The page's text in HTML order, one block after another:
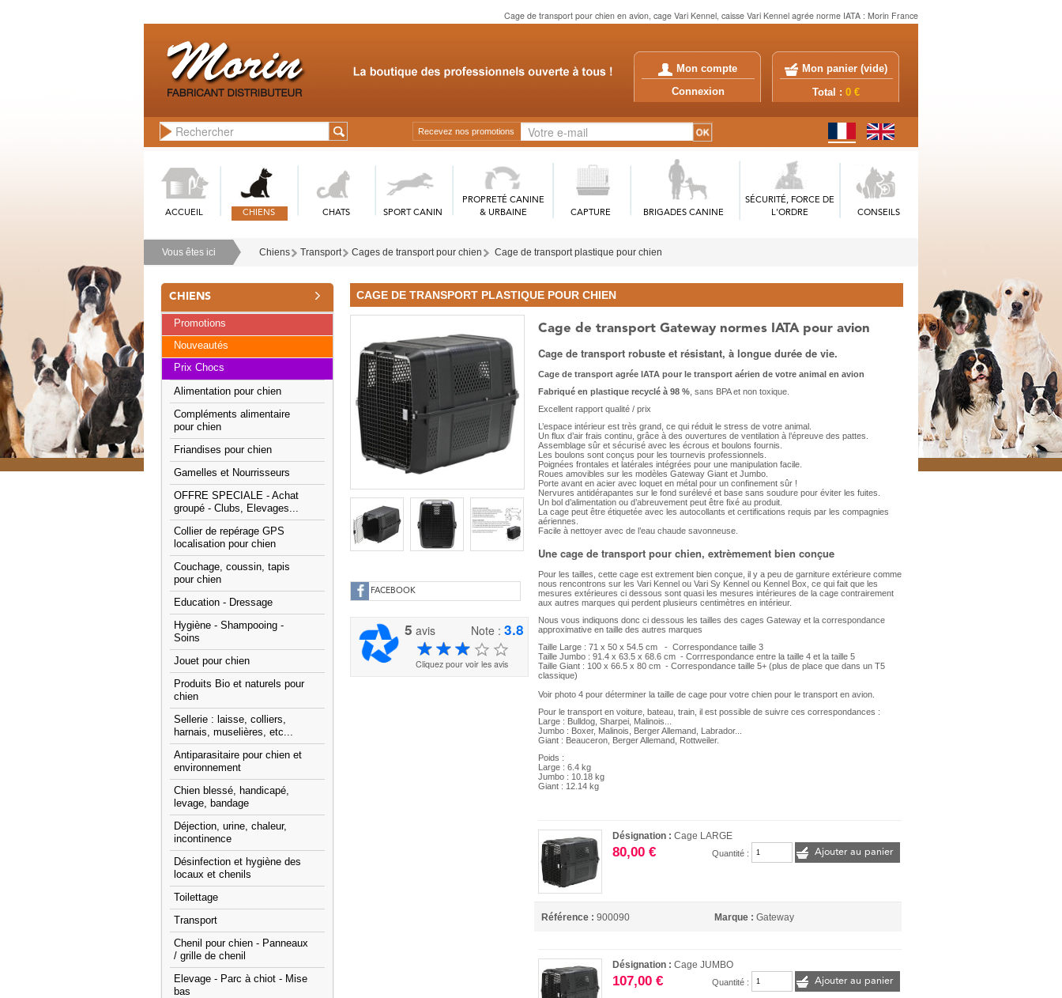
Cage de transport pour chien en avion, cage Vari Kennel, caisse Vari Kennel agrée norme IATA : Morin France
Mon compte
Connexion
Mon panier (vide)
Total : 0 €
Recevez nos promotions
ACCUEIL CHIENS CHATS SPORT CANIN
PROPRETÉ CANINE
& URBAINE
CAPTURE BRIGADES CANINE
SÉCURITÉ, FORCE DE
L'ORDRE
CONSEILS
Vous êtes ici Chiens Transport Cages de transport pour chien Cage de transport plastique pour chien
CHIENS
Promotions
Nouveautés
Prix Chocs
Alimentation pour chien
Compléments alimentaire
pour chien
Friandises pour chien
Gamelles et Nourrisseurs
OFFRE SPECIALE - Achat
groupé - Clubs, Elevages...
Collier de repérage GPS
localisation pour chien
Couchage, coussin, tapis
pour chien
Education - Dressage
Hygiène - Shampooing -
Soins
Jouet pour chien
Produits Bio et naturels pour
chien
Sellerie : laisse, colliers,
harnais, muselières, etc...
Antiparasitaire pour chien et
environnement
Chien blessé, handicapé,
levage, bandage
Déjection, urine, chaleur,
incontinence
Désinfection et hygiène des
locaux et chenils
Toilettage
Transport
Chenil pour chien - Panneaux
/ grille de chenil
Elevage - Parc à chiot - Mise
bas
CAGE DE TRANSPORT PLASTIQUE POUR CHIEN
FACEBOOK
5 avis Note :3.8
Cliquez pour voir les avis
Cage de transport Gateway normes IATA pour avion
Cage de transport robuste et résistant, à longue durée de vie.
Cage de transport agrée IATA pour le transport aérien de votre animal en avion
Fabriqué en plastique recyclé à 98 % , sans BPA et non toxique.
Excellent rapport qualité / prix
L’espace intérieur est très grand, ce qui réduit le stress de votre animal.
Un flux d’air frais continu, grâce à des ouvertures de ventilation à l’épreuve des pattes.
Assemblage sûr et sécurisé avec les écrous et boulons fournis.
Les boulons sont conçus pour les tournevis professionnels.
Poignées frontales et latérales intégrées pour une manipulation facile.
Roues amovibles sur les modèles Gateway Giant et Jumbo.
Porte avant en acier avec loquet en métal pour un confinement sûr !
Nervures antidérapantes sur le fond surélevé et base sans soudure pour éviter les fuites.
Un bol d’alimentation ou d’abreuvement peut être fixé au produit.
La cage peut être étiquetée avec les autocollants et certifications requis par les compagnies
aériennes.
Facile à nettoyer avec de l’eau chaude savonneuse.
Une cage de transport pour chien, extrèmement bien conçue
Pour les tailles, cette cage est extrement bien conçue, il y a peu de garniture extérieure comme
nous rencontrons sur les Vari Kennel ou Vari Sy Kennel ou Kennel Box, ce qui fait que les
mesures extérieures ci dessous sont quasi les mesures intérieures de la cage contrairement
aux autres marques qui perdent plusieurs centimètres en intérieur.
Nous vous indiquons donc ci dessous les tailles des cages Gateway et la correspondance
approximative en taille des autres marques
Taille Large : 71 x 50 x 54.5 cm - Correspondance taille 3
Taille Jumbo : 91.4 x 63.5 x 68.6 cm - Corrrespondance entre la taille 4 et la taille 5
Taille Giant : 100 x 66.5 x 80 cm - Correspondance taille 5+ (plus de place que dans un T5
classique)
Voir photo 4 pour déterminer la taille de cage pour votre chien pour le transport en avion.
Pour le transport en voiture, bateau, train, il est possible de suivre ces correspondances :
Large : Bulldog, Sharpei, Malinois...
Jumbo : Boxer, Malinois, Berger Allemand, Labrador...
Giant : Beauceron, Berger Allemand, Rottweiler.
Poids :
Large : 6.4 kg
Jumbo : 10.18 kg
Giant : 12.14 kg
Désignation :Cage LARGE
80,00 € Quantité : Ajouter au panier
Référence : 900090 Marque : Gateway
Désignation :Cage JUMBO
107,00 € Quantité : Ajouter au panier